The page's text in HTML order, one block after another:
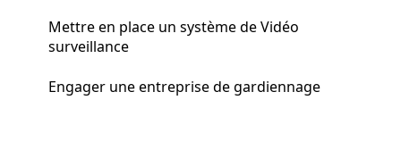
Mettre en place un système de Vidéo
surveillance
Engager une entreprise de gardiennage